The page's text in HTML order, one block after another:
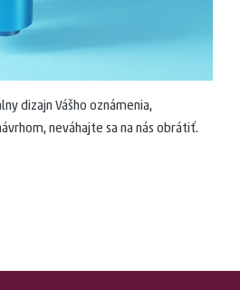
dizajn Vášho oznámenia,
neváhajte sa na nás obrátiť.